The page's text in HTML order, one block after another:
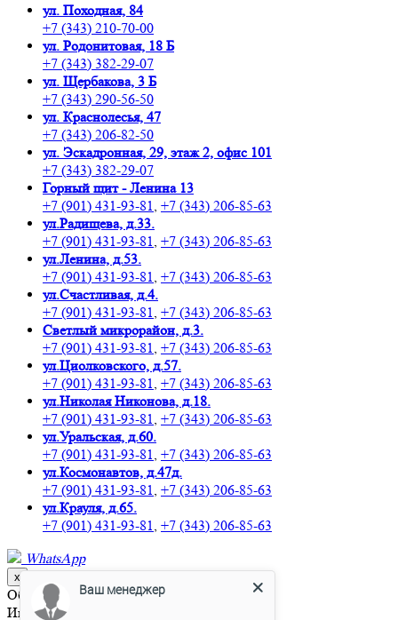
ул. Походная, 84
+7 (343) 210-70-00
ул. Родонитовая, 18 Б
+7 (343) 382-29-07
ул. Щербакова, 3 Б
+7 (343) 290-56-50
ул. Краснолесья, 47
+7 (343) 206-82-50
ул. Эскадронная, 29, этаж 2, офис 101
+7 (343) 382-29-07
Горный щит - Ленина 13
+7 (901) 431-93-81, +7 (343) 206-85-63
ул.Радищева, д.33.
+7 (901) 431-93-81, +7 (343) 206-85-63
ул.Ленина, д.53.
+7 (901) 431-93-81, +7 (343) 206-85-63
ул.Счастливая, д.4.
+7 (901) 431-93-81, +7 (343) 206-85-63
Светлый микрорайон, д.3.
+7 (901) 431-93-81, +7 (343) 206-85-63
ул.Циолковского, д.57.
+7 (901) 431-93-81, +7 (343) 206-85-63
ул.Николая Никонова, д.18.
+7 (901) 431-93-81, +7 (343) 206-85-63
ул.Уральская, д.60.
+7 (901) 431-93-81, +7 (343) 206-85-63
ул.Космонавтов, д.47д.
+7 (901) 431-93-81, +7 (343) 206-85-63
ул.Крауля, д.65.
+7 (901) 431-93-81, +7 (343) 206-85-63
WhatsApp
х
Обратный звонок
Имя*
Ваш менеджер